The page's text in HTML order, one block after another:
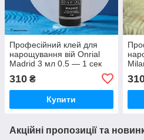
Професійний клей для
нарощування вій Onrial
Madrid 3 мл 0.5 — 1 сек
310 ₴
Купити
Акційні пропозиції та